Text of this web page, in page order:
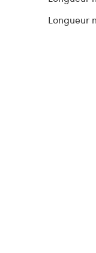
Longueur